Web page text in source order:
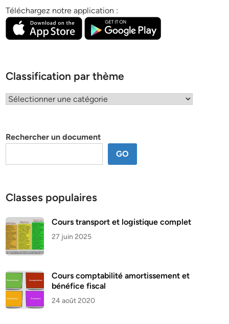
Téléchargez notre application :
Classification par thème
Classification
Rechercher un document
GO
Classes populaires
Cours transport et logistique complet
27 juin 2025
Cours comptabilité amortissement et
bénéfice fiscal
24 août 2020